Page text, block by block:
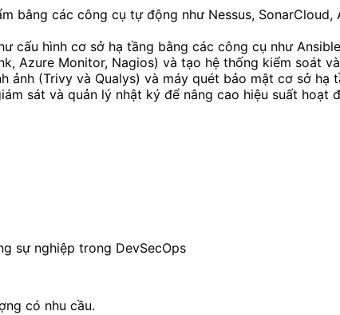
bằng các công cụ tự động như Nessus, SonarCloud,
cấu hình cơ sở hạ tầng bằng các công cụ như
Azure Monitor, Nagios) và tạo hệ thống kiểm soát
ảnh (Trivy và Qualys) và máy quét bảo mật cơ sở hạ
sát và quản lý nhật ký để nâng cao hiệu suất hoạt
sự nghiệp trong DevSecOps
có nhu cầu.